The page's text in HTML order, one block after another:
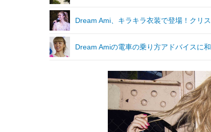
Dream Ami、キラキラ衣装で登場！クリ
Dream Amiの電車の乗り方アドバイスに